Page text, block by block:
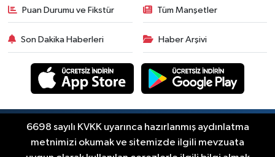
Puan Durumu ve Fikstür Tüm Manşetler
Son Dakika Haberleri Haber Arşivi
RSS
Copyright © Akhisar Press Haber 2012-2026 Her
hakkı saklıdır.
6698 sayılı KVKK uyarınca hazırlanmış aydınlatma
metnimizi okumak ve sitemizde ilgili mevzuata